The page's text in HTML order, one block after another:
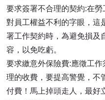
要求簽署不合理的契約:在
對員工權益不利的字眼，這
署工作契約時，為避免損及
容，以免吃虧。
要求繳意外保險費:應徵工
理的收費，要提高警覺，不
付費！馬上掉頭走人，最好